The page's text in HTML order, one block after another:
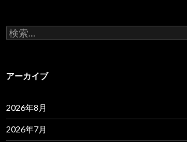
検
索:
アーカイブ
2026年8月
2026年7月